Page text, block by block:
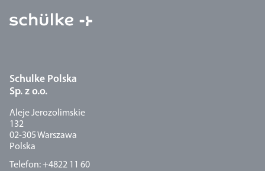
Schulke Polska
Sp. z o.o.
Aleje Jerozolimskie
132
02-305 Warszawa
Polska
Telefon: +4822 11 60